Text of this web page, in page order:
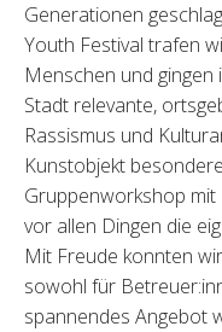
Generationen
Youth Festival trafen
Menschen und
Stadt relevante,
Rassismus und
Kunstobjekt
Gruppenworkshop
vor allen Dingen die
Mit Freude konnten
sowohl für
spannendes Angebot